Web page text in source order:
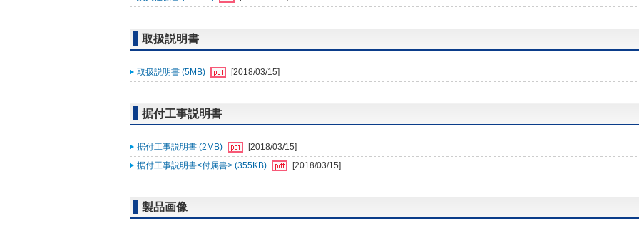
取扱説明書
取扱説明書 (5MB) [2018/03/15]
据付工事説明書
据付工事説明書 (2MB)
[2018/03/15]
据付工事説明書<付属書> (355KB)
[2018/03/15]
製品画像